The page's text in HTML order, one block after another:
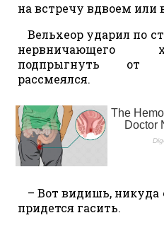
на встречу вдвоем или
Вельхеор ударил по
нервничающего
подпрыгнуть от
рассмеялся.
– Вот видишь, никуда
придется гасить.